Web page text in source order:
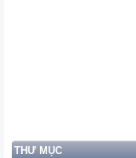
THƯ MỤC